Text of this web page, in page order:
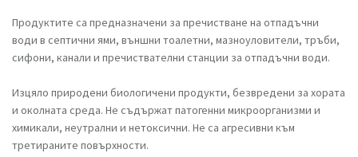
Продуктите са предназначени за пречистване на отпадъчни
води в септични ями, външни тоалетни, мазноуловители, тръби,
сифони, канали и пречиствателни станции за отпадъчни води.
Изцяло природени биологичени продукти, безвредени за хората
и околната среда. Не съдържат патогенни микроорганизми и
химикали, неутрални и нетоксични. Не са агресивни към
третираните повърхности.